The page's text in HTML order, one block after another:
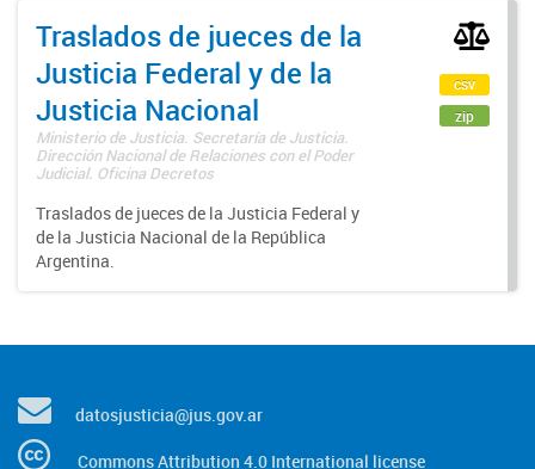
Traslados de jueces de la
Justicia Federal y de la
Justicia Nacional
Ministerio de Justicia. Secretaría de Justicia.
Dirección Nacional de Relaciones con el Poder
Judicial. Oficina Decretos
Traslados de jueces de la Justicia Federal y
de la Justicia Nacional de la República
Argentina.
csv
zip
datosjusticia@jus.gov.ar
Commons Attribution 4.0 International license